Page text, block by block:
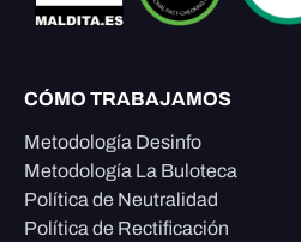
CÓMO TRABAJAMOS
Metodología Desinfo
Metodología La Buloteca
Política de Neutralidad
Política de Rectificación